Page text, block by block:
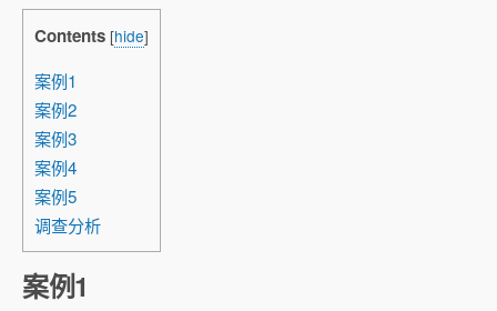
Contents [hide]
案例1
案例2
案例3
案例4
案例5
调查分析
案例1